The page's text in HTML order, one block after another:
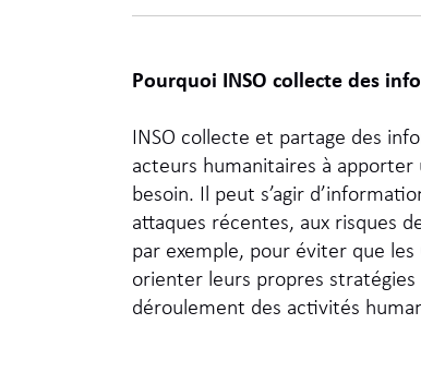
Pourquoi INSO collecte des
INSO collecte et partage des
acteurs humanitaires à
besoin. Il peut s’agir
attaques récentes, aux risques
par exemple, pour éviter que
orienter leurs propres stratégies
déroulement des activités